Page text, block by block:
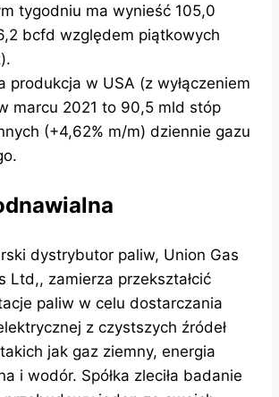
tygodniu ma wynieść 105,0
bcfd względem piątkowych
produkcja w USA (z wyłączeniem
marcu 2021 to 90,5 mld stóp
(+4,62% m/m) dziennie gazu
dystrybutor paliw, Union Gas
Ltd,, zamierza przekształcić
paliw w celu dostarczania
z czystszych źródeł
jak gaz ziemny, energia
i wodór. Spółka zleciła badanie